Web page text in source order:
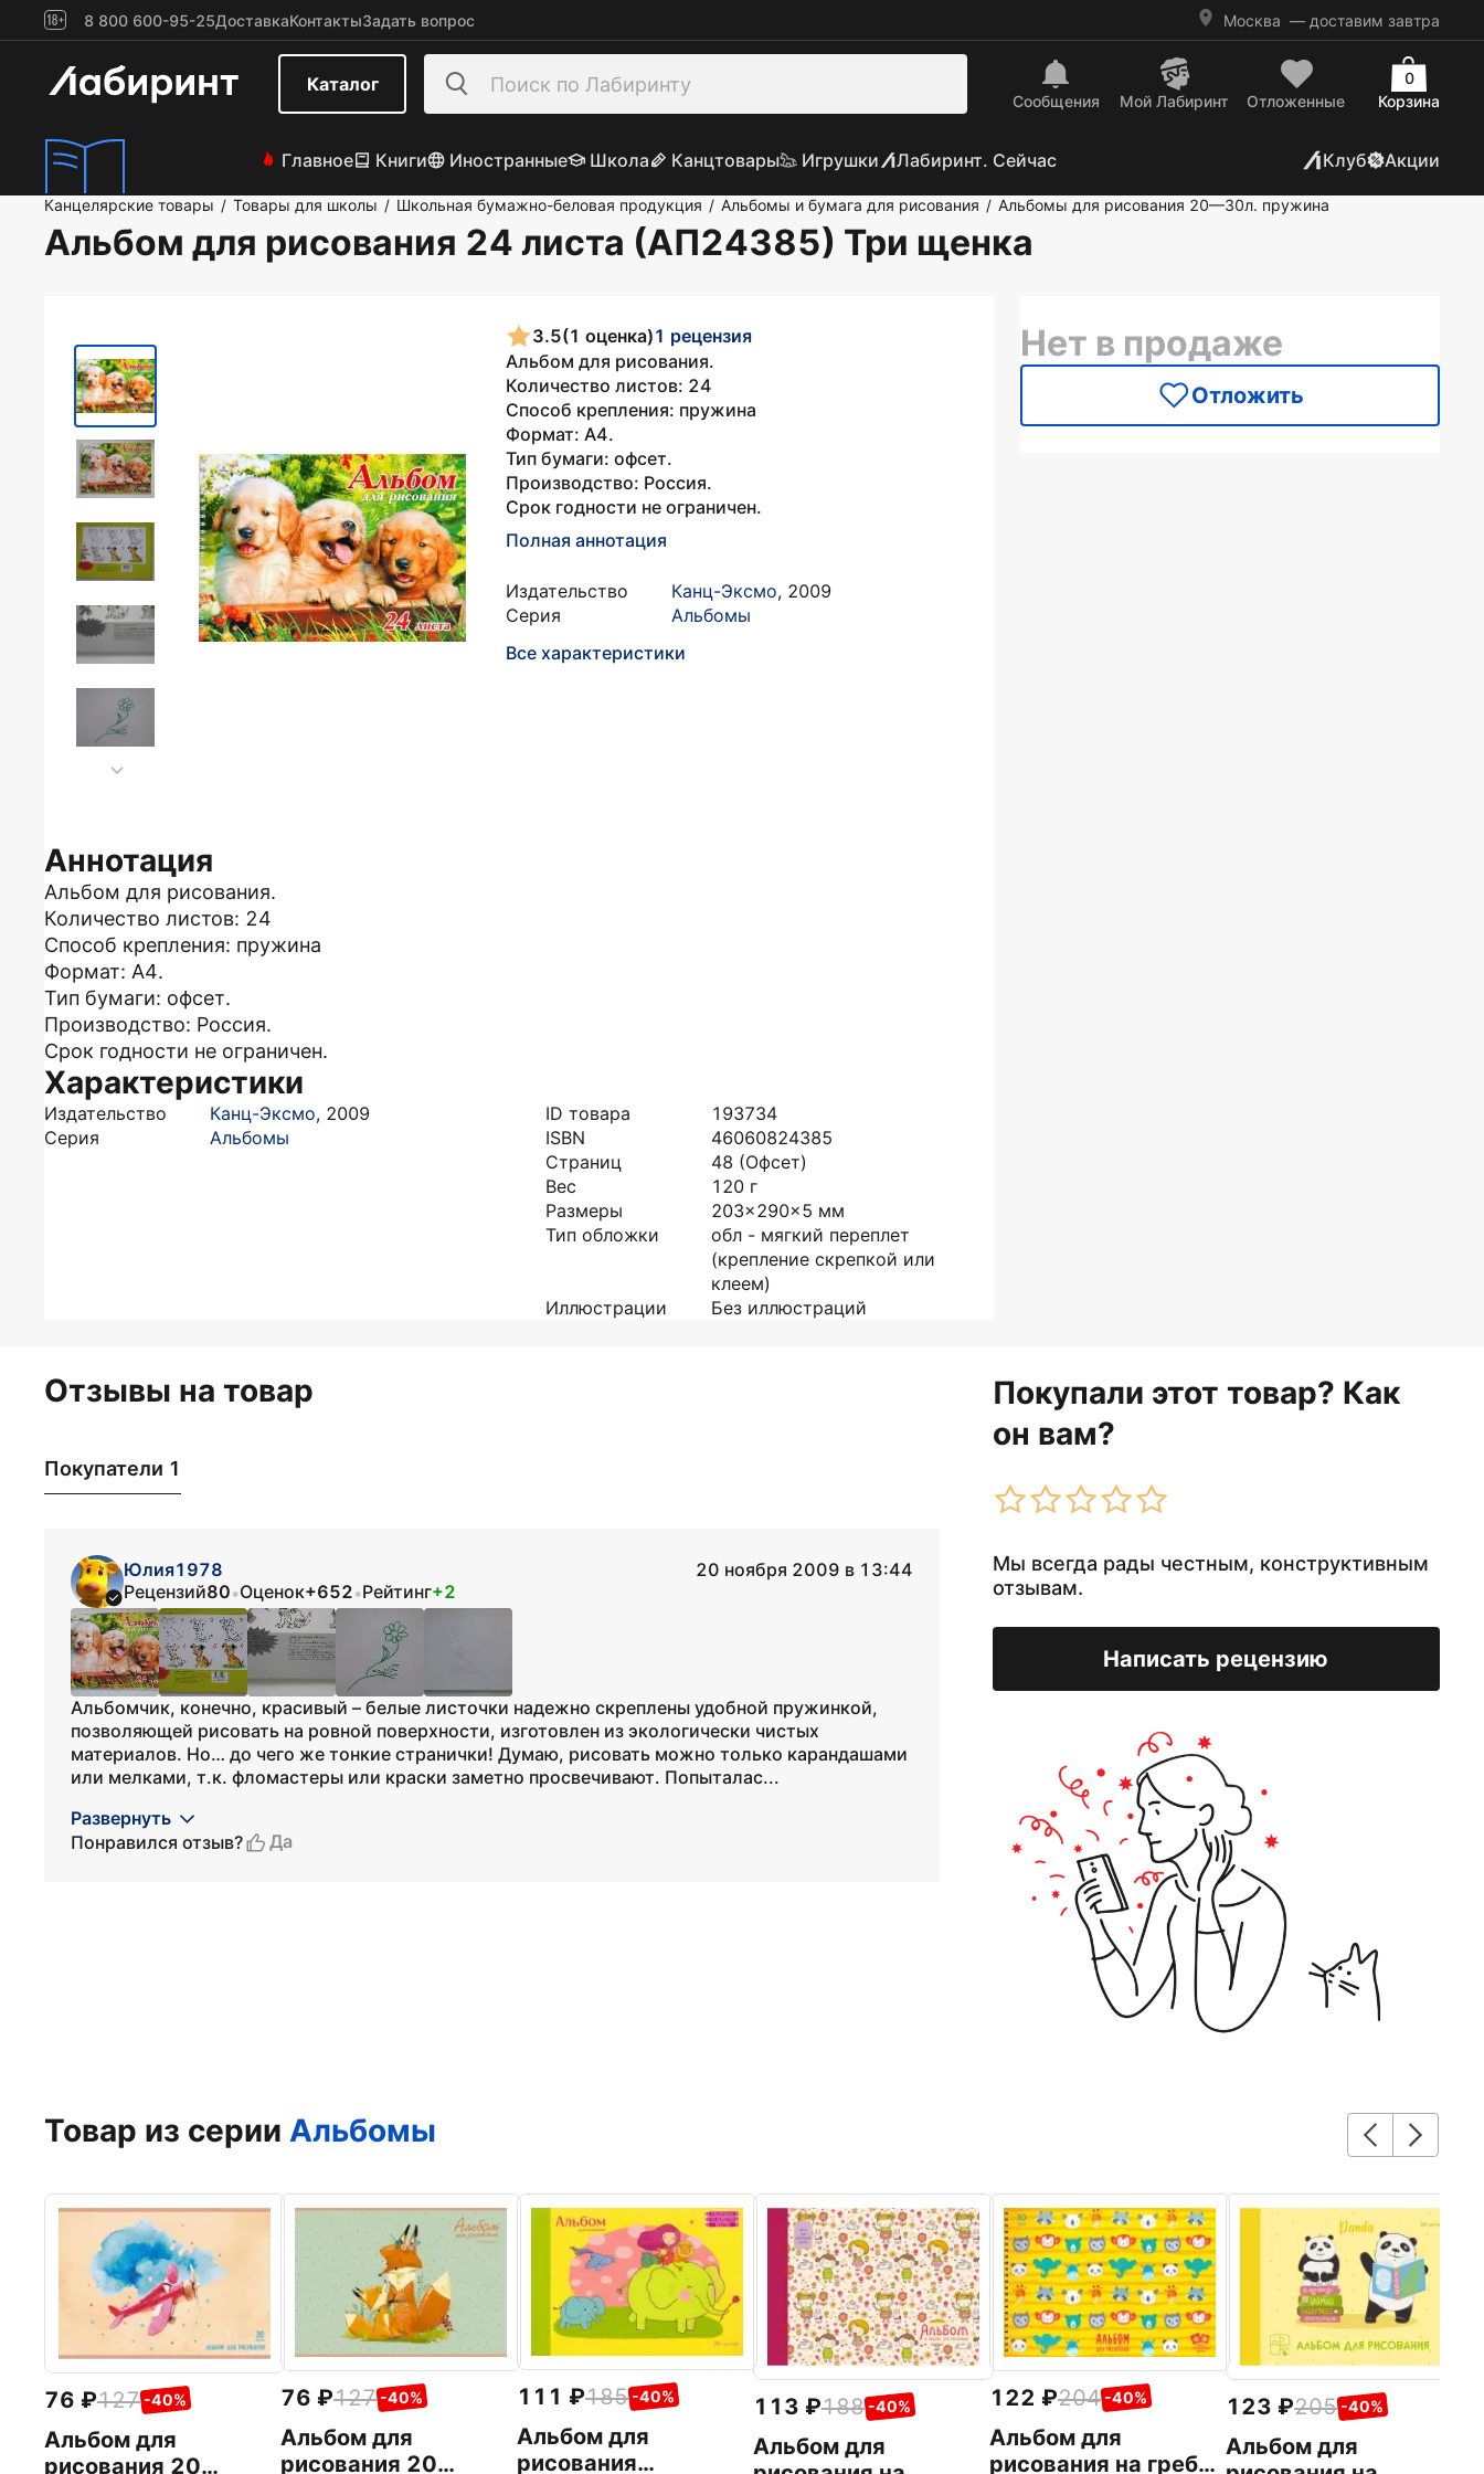
8 800 600-95-25ДоставкаКонтактыЗадать вопрос Москва — доставим завтра
Каталог
Сообщения Mой Лабиринт Отложенные Корзина
0
Главное Книги Иностранные Школа Канцтовары Игрушки Лабиринт. Сейчас Клуб Акции
Канцелярские товары / Товары для школы / Школьная бумажно-беловая продукция / Альбомы и бумага для рисования / Альбомы для рисования 20—30л. пружина
Альбом для рисования 24 листа (АП24385) Три щенка
3.5(1 оценка)1 рецензия
Альбом для рисования.
Количество листов: 24
Способ крепления: пружина
Формат: А4.
Тип бумаги: офсет.
Производство: Россия.
Срок годности не ограничен.
Полная аннотация
Издательство Канц-Эксмо, 2009
Серия
Альбомы
Все характеристики
Аннотация
Альбом для рисования.
Количество листов: 24
Способ крепления: пружина
Формат: А4.
Тип бумаги: офсет.
Производство: Россия.
Срок годности не ограничен.
Характеристики
Издательство Канц-Эксмо, 2009
Серия
Альбомы
ID товара
193734
ISBN
46060824385
Страниц
48 (Офсет)
Вес
120 г
Размеры
203x290x5 мм
Тип обложки
обл - мягкий переплет
(крепление скрепкой или
клеем)
Иллюстрации
Без иллюстраций
Нет в продаже
Отложить
Отзывы на товар
Покупали этот товар? Как
он вам?
Мы всегда рады честным, конструктивным
отзывам.
Написать рецензию
Покупатели 1
Юлия1978
20 ноября 2009 в 13:44
Рецензий80•Оценок+652•Рейтинг+2
Альбомчик, конечно, красивый – белые листочки надежно скреплены удобной пружинкой,
позволяющей рисовать на ровной поверхности, изготовлен из экологически чистых
материалов. Но… до чего же тонкие странички! Думаю, рисовать можно только карандашами
или мелками, т.к. фломастеры или краски заметно просвечивают. Попыталас...
Развернуть
Понравился отзыв?
Да
Товар из серии Альбомы
76 127 -40%
Альбом для
рисования 20
76 127 -40%
Альбом для
рисования 20
111 185 -40%
Альбом для
рисования
113 188 -40%
Альбом для
122 204 -40%
Альбом для
рисования на гребне
123 205 -40%
Альбом для